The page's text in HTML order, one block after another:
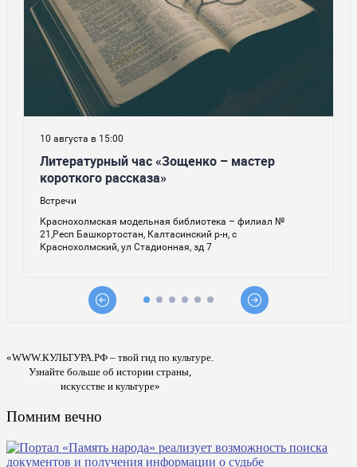
«WWW.КУЛЬТУРА.РФ – твой гид по культуре.
Узнайте больше об истории страны,
искусстве и культуре»
Помним вечно